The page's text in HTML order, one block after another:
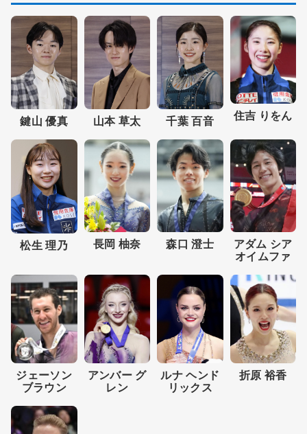
鍵山 優真 山本 草太 千葉 百音 住吉 りをん
松生 理乃 長岡 柚奈 森口 澄士 アダム シア
オイムファ
ジェーソン
ブラウン
アンバー グ
レン
ルナ ヘンド
リックス
折原 裕香